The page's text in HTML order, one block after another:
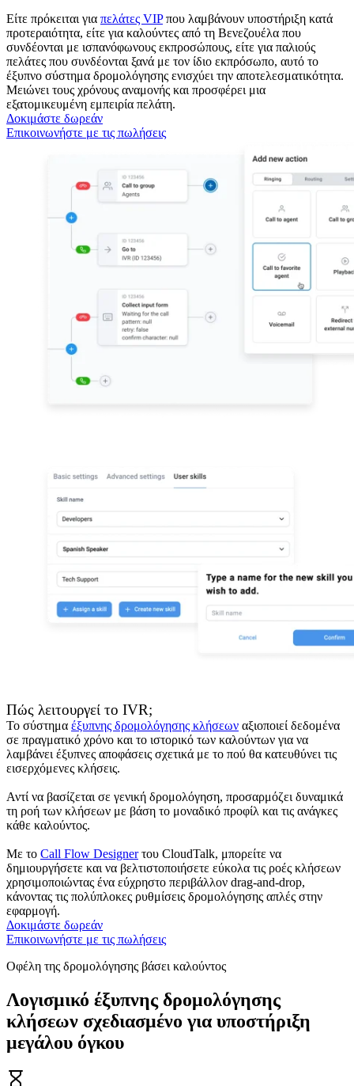
Είτε πρόκειται για πελάτες VIPπου λαμβάνουν υποστήριξη κατά
προτεραιότητα, είτε για καλούντες από τη Βενεζουέλα που
συνδέονται με ισπανόφωνους εκπροσώπους, είτε για παλιούς
πελάτες που συνδέονται ξανά με τον ίδιο εκπρόσωπο, αυτό το
έξυπνο σύστημα δρομολόγησης ενισχύει την αποτελεσματικότητα.
Μειώνει τους χρόνους αναμονής και προσφέρει μια
εξατομικευμένη εμπειρία πελάτη.
Δοκιμάστε δωρεάν
Επικοινωνήστε με τις πωλήσεις
Πώς λειτουργεί το IVR;
Το σύστημα έξυπνης δρομολόγησης κλήσεων αξιοποιεί δεδομένα
σε πραγματικό χρόνο και το ιστορικό των καλούντων για να
λαμβάνει έξυπνες αποφάσεις σχετικά με το πού θα κατευθύνει τις
εισερχόμενες κλήσεις.
Αντί να βασίζεται σε γενική δρομολόγηση, προσαρμόζει δυναμικά
τη ροή των κλήσεων με βάση το μοναδικό προφίλ και τις ανάγκες
κάθε καλούντος.
Με το Call Flow Designerτου CloudTalk, μπορείτε να
δημιουργήσετε και να βελτιστοποιήσετε εύκολα τις ροές κλήσεων
χρησιμοποιώντας ένα εύχρηστο περιβάλλον drag-and-drop,
κάνοντας τις πολύπλοκες ρυθμίσεις δρομολόγησης απλές στην
εφαρμογή.
Δοκιμάστε δωρεάν
Επικοινωνήστε με τις πωλήσεις
Οφέλη της δρομολόγησης βάσει καλούντος
Λογισμικό έξυπνης δρομολόγησης
κλήσεων σχεδιασμένο για υποστήριξη
μεγάλου όγκου